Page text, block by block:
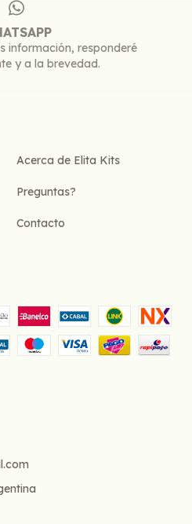
información, responderé
y a la brevedad.
Acerca de Elita Kits
Preguntas?
Contacto